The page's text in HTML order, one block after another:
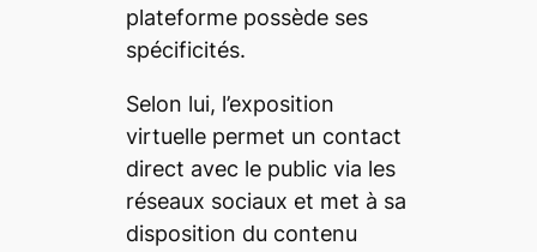
plateforme possède ses
spécificités.
Selon lui, l’exposition
virtuelle permet un contact
direct avec le public via les
réseaux sociaux et met à sa
disposition du contenu